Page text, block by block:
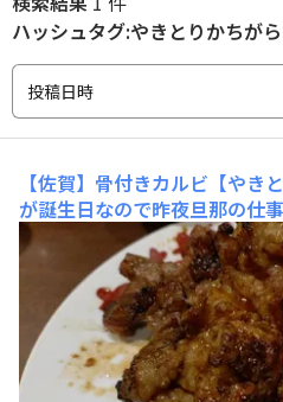
ハッシュタグ:やきとりかちが
投稿日時
【佐賀】骨付きカルビ【やき
が誕生日なので昨夜旦那の仕
す」さんでささやかにお祝い
と旦那が言い張る骨付きカル
のはタレでこっちは塩👇 井「
けどゐちこさんが焼鳥と認め
焼”ではあるし美